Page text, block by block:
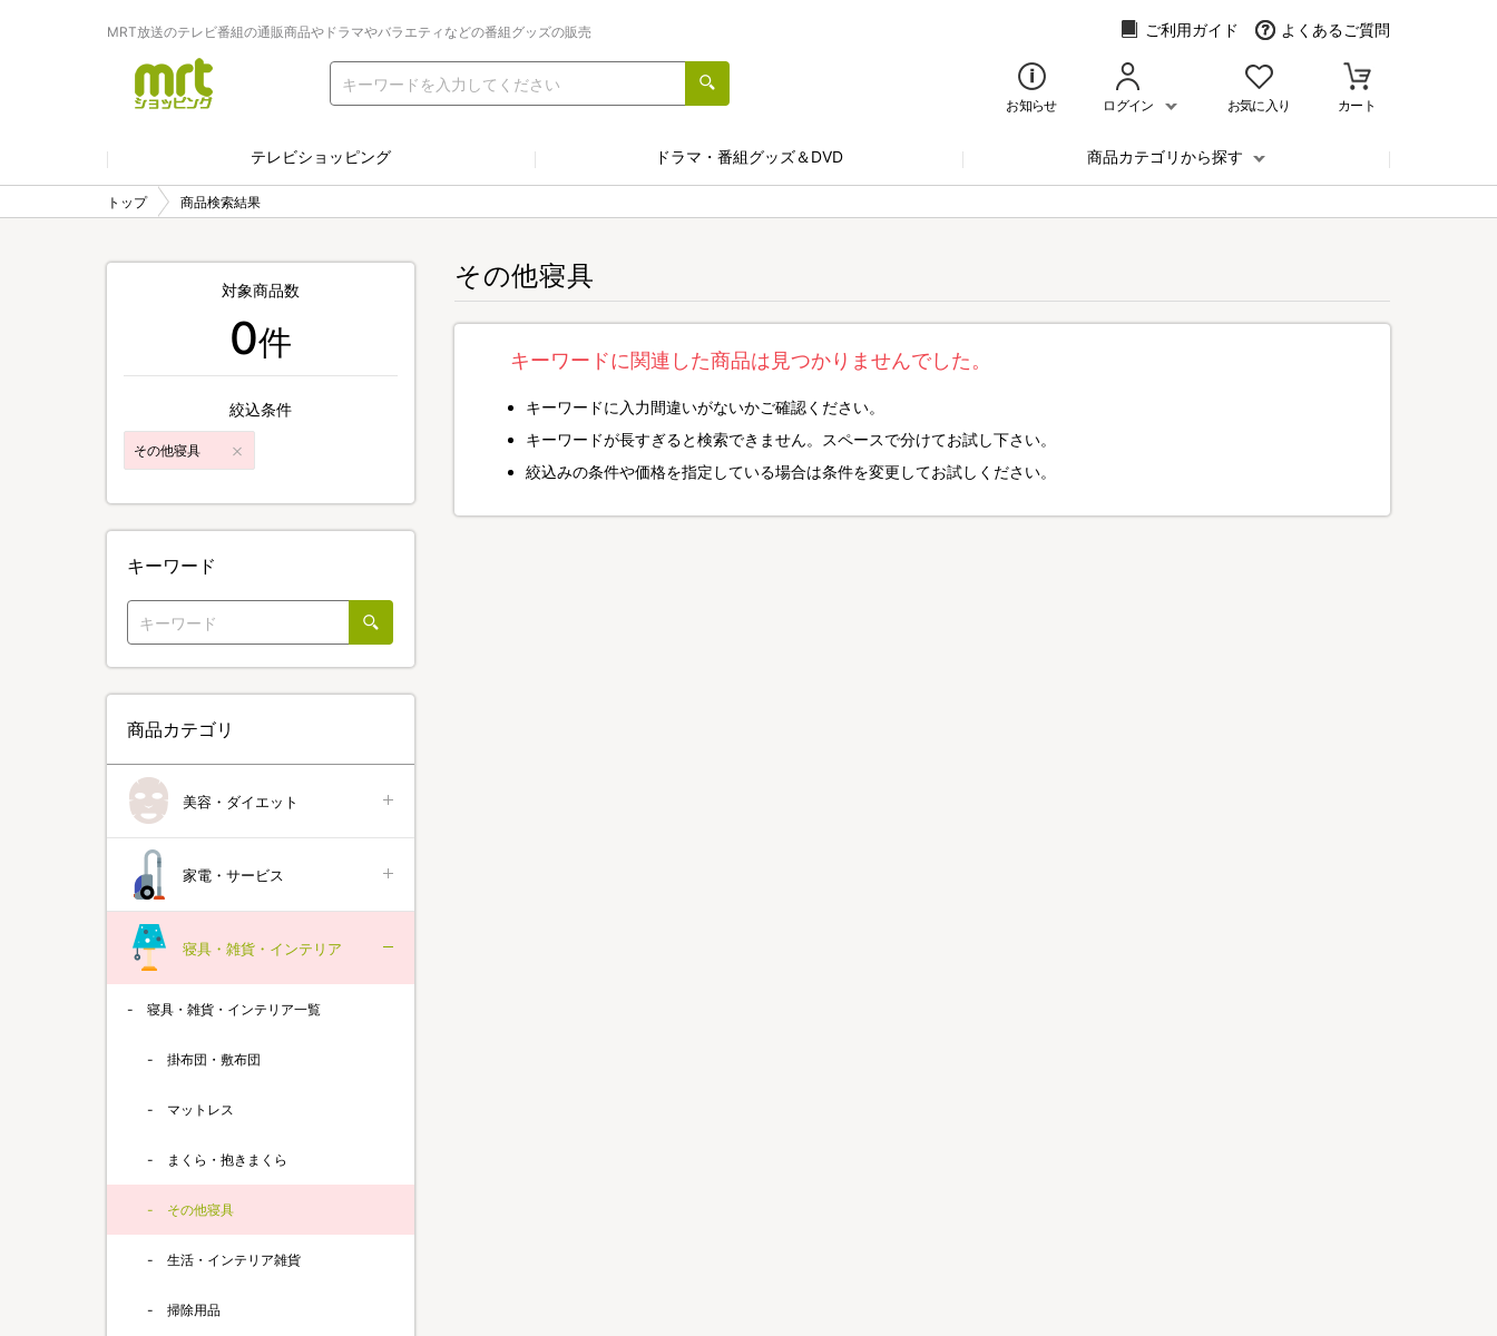
MRT放送のテレビ番組の通販商品やドラマやバラエティなどの番組グッズの販売 ご利用ガイド よくあるご質問
お知らせ ログイン お気に入り カート
テレビショッピング ドラマ・番組グッズ＆DVD 商品カテゴリから探す
トップ 商品検索結果
その他寝具
キーワードに関連した商品は見つかりませんでした。
キーワードに入力間違いがないかご確認ください。
キーワードが長すぎると検索できません。スペースで分けてお試し下さい。
絞込みの条件や価格を指定している場合は条件を変更してお試しください。
対象商品数
0件
絞込条件
その他寝具
キーワード
商品カテゴリ
美容・ダイエット
家電・サービス
寝具・雑貨・インテリア
寝具・雑貨・インテリア一覧
掛布団・敷布団
マットレス
まくら・抱きまくら
その他寝具
生活・インテリア雑貨
掃除用品